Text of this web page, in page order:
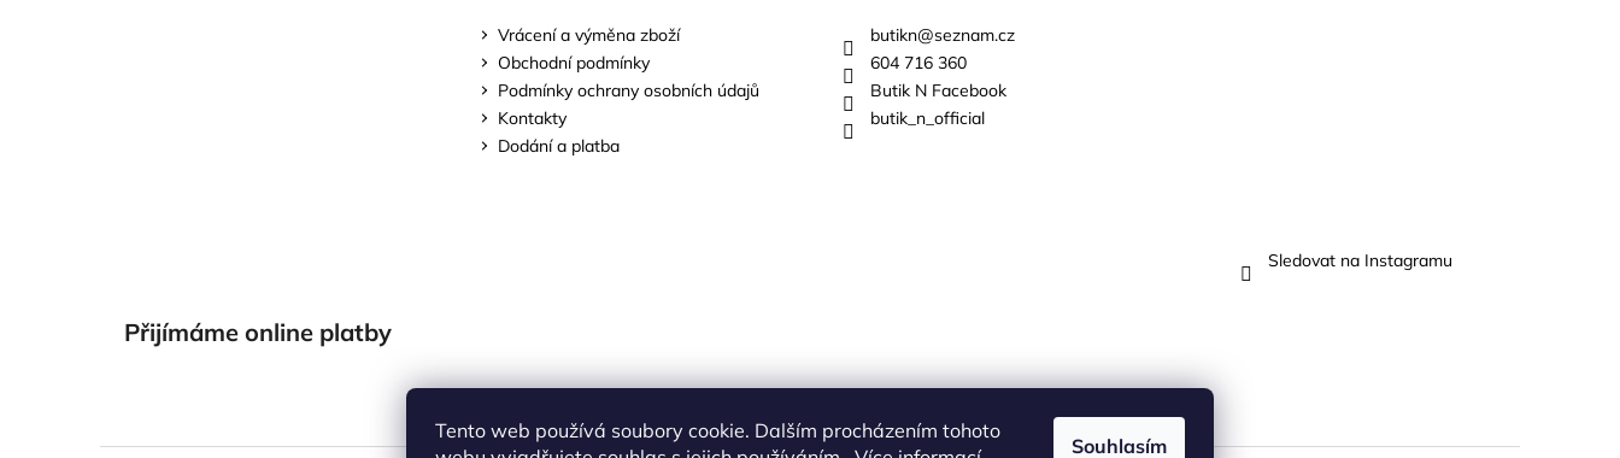
Tento web používá soubory cookie. Dalším procházením tohoto
Souhlasím
Vrácení a výměna zboží
Obchodní podmínky
Podmínky ochrany osobních údajů
Kontakty
Dodání a platba
butikn@seznam.cz
604 716 360
Butik N Facebook
butik_n_official
Sledovat na Instagramu
Přijímáme online platby